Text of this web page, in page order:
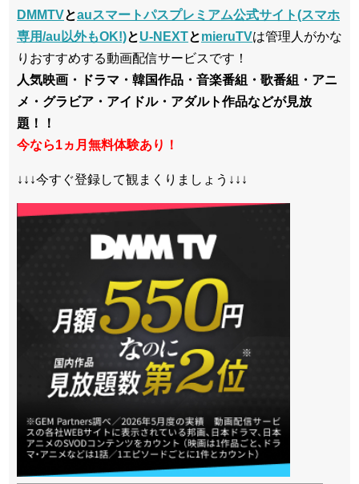
DMMTVとauスマートパスプレミアム公式サイト(スマホ
専用/au以外もOK!)とU-NEXTとmieruTVは管理人がかな
りおすすめする動画配信サービスです！
人気映画・ドラマ・韓国作品・音楽番組・歌番組・アニ
メ・グラビア・アイドル・アダルト作品などが見放
題！！
今なら1ヵ月無料体験あり！
↓↓↓今すぐ登録して観まくりましょう↓↓↓